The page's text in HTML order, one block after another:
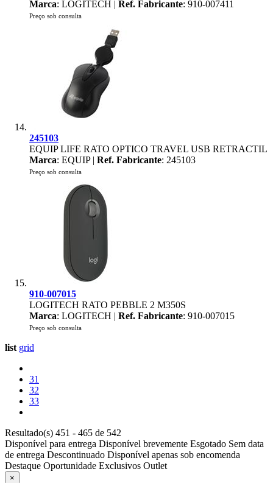
Marca: LOGITECH | Ref. Fabricante: 910-007411
Preço sob consulta
245103
EQUIP LIFE RATO OPTICO TRAVEL USB RETRACTIL
Marca: EQUIP | Ref. Fabricante: 245103
Preço sob consulta
910-007015
LOGITECH RATO PEBBLE 2 M350S
Marca: LOGITECH | Ref. Fabricante: 910-007015
Preço sob consulta
list grid
31
32
33
Resultado(s) 451 - 465 de 542
Disponível para entrega Disponível brevemente Esgotado Sem data
de entrega Descontinuado Disponível apenas sob encomenda
Destaque Oportunidade Exclusivos Outlet
×